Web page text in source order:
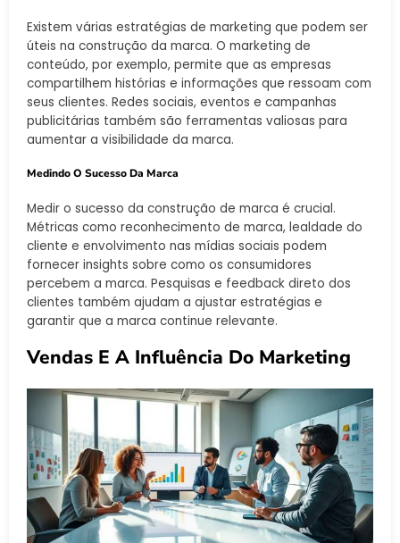
Existem várias estratégias de marketing que podem ser
úteis na construção da marca. O marketing de
conteúdo, por exemplo, permite que as empresas
compartilhem histórias e informações que ressoam com
seus clientes. Redes sociais, eventos e campanhas
publicitárias também são ferramentas valiosas para
aumentar a visibilidade da marca.
Medindo O Sucesso Da Marca
Medir o sucesso da construção de marca é crucial.
Métricas como reconhecimento de marca, lealdade do
cliente e envolvimento nas mídias sociais podem
fornecer insights sobre como os consumidores
percebem a marca. Pesquisas e feedback direto dos
clientes também ajudam a ajustar estratégias e
garantir que a marca continue relevante.
Vendas E A Influência Do Marketing